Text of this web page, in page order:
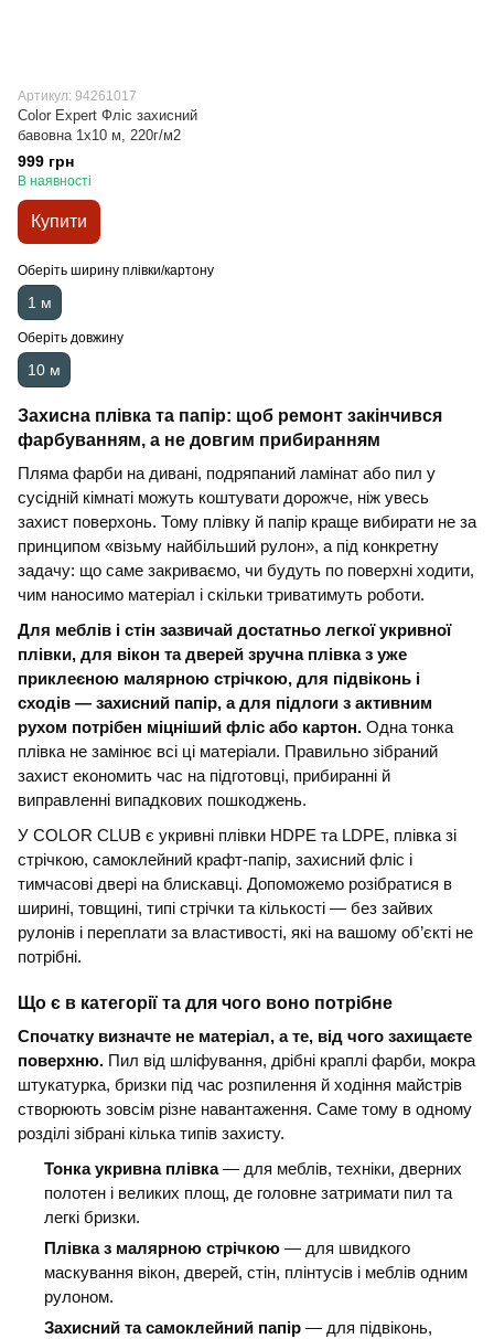
Артикул: 94261017
Color Expert Фліс захисний
бавовна 1х10 м, 220г/м2
999 грн
В наявності
Купити
Оберіть ширину плівки/картону
1 м
Оберіть довжину
10 м
Захисна плівка та папір: щоб ремонт закінчився
фарбуванням, а не довгим прибиранням
Пляма фарби на дивані, подряпаний ламінат або пил у
сусідній кімнаті можуть коштувати дорожче, ніж увесь
захист поверхонь. Тому плівку й папір краще вибирати не за
принципом «візьму найбільший рулон», а під конкретну
задачу: що саме закриваємо, чи будуть по поверхні ходити,
чим наносимо матеріал і скільки триватимуть роботи.
Для меблів і стін зазвичай достатньо легкої укривної
плівки, для вікон та дверей зручна плівка з уже
приклеєною малярною стрічкою, для підвіконь і
сходів — захисний папір, а для підлоги з активним
рухом потрібен міцніший фліс або картон. Одна тонка
плівка не замінює всі ці матеріали. Правильно зібраний
захист економить час на підготовці, прибиранні й
виправленні випадкових пошкоджень.
У COLOR CLUB є укривні плівки HDPE та LDPE, плівка зі
стрічкою, самоклейний крафт-папір, захисний фліс і
тимчасові двері на блискавці. Допоможемо розібратися в
ширині, товщині, типі стрічки та кількості — без зайвих
рулонів і переплати за властивості, які на вашому об’єкті не
потрібні.
Що є в категорії та для чого воно потрібне
Спочатку визначте не матеріал, а те, від чого захищаєте
поверхню. Пил від шліфування, дрібні краплі фарби, мокра
штукатурка, бризки під час розпилення й ходіння майстрів
створюють зовсім різне навантаження. Саме тому в одному
розділі зібрані кілька типів захисту.
Тонка укривна плівка— для меблів, техніки, дверних
полотен і великих площ, де головне затримати пил та
легкі бризки.
Плівка з малярною стрічкою — для швидкого
маскування вікон, дверей, стін, плінтусів і меблів одним
рулоном.
Захисний та самоклейний папір — для підвіконь,